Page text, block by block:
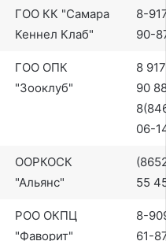
ГОО КК "Самара
Кеннел Клаб"
8-
90-
ГОО ОПК
"Зооклуб"
8
90
06-
ООРКОСК
"Альянс"
55
РОО ОКПЦ
"Фаворит"
8-
61-